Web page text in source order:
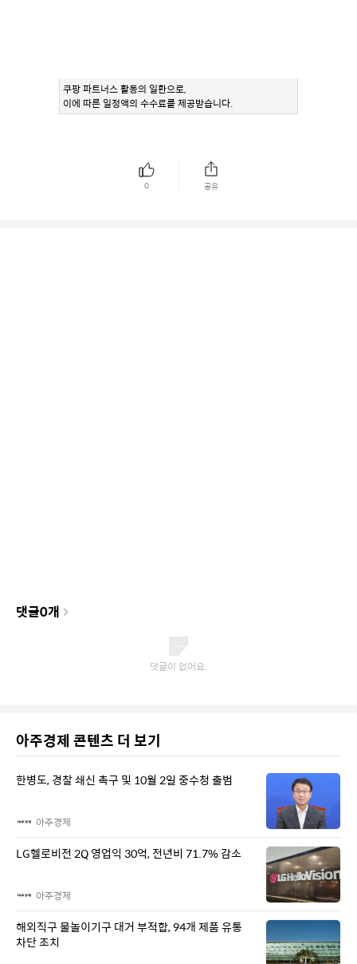
쿠팡 파트너스 활동의 일환으로,
이에 따른 일정액의 수수료를 제공받습니다.
0 공유
댓글0개
아주경제 콘텐츠 더 보기
한병도, 경찰 쇄신 촉구 및 10월 2일 중수청 출범
아주경제
LG헬로비전 2Q 영업익 30억, 전년비 71.7% 감소
아주경제
해외직구 물놀이기구 대거 부적합, 94개 제품 유통
차단 조치